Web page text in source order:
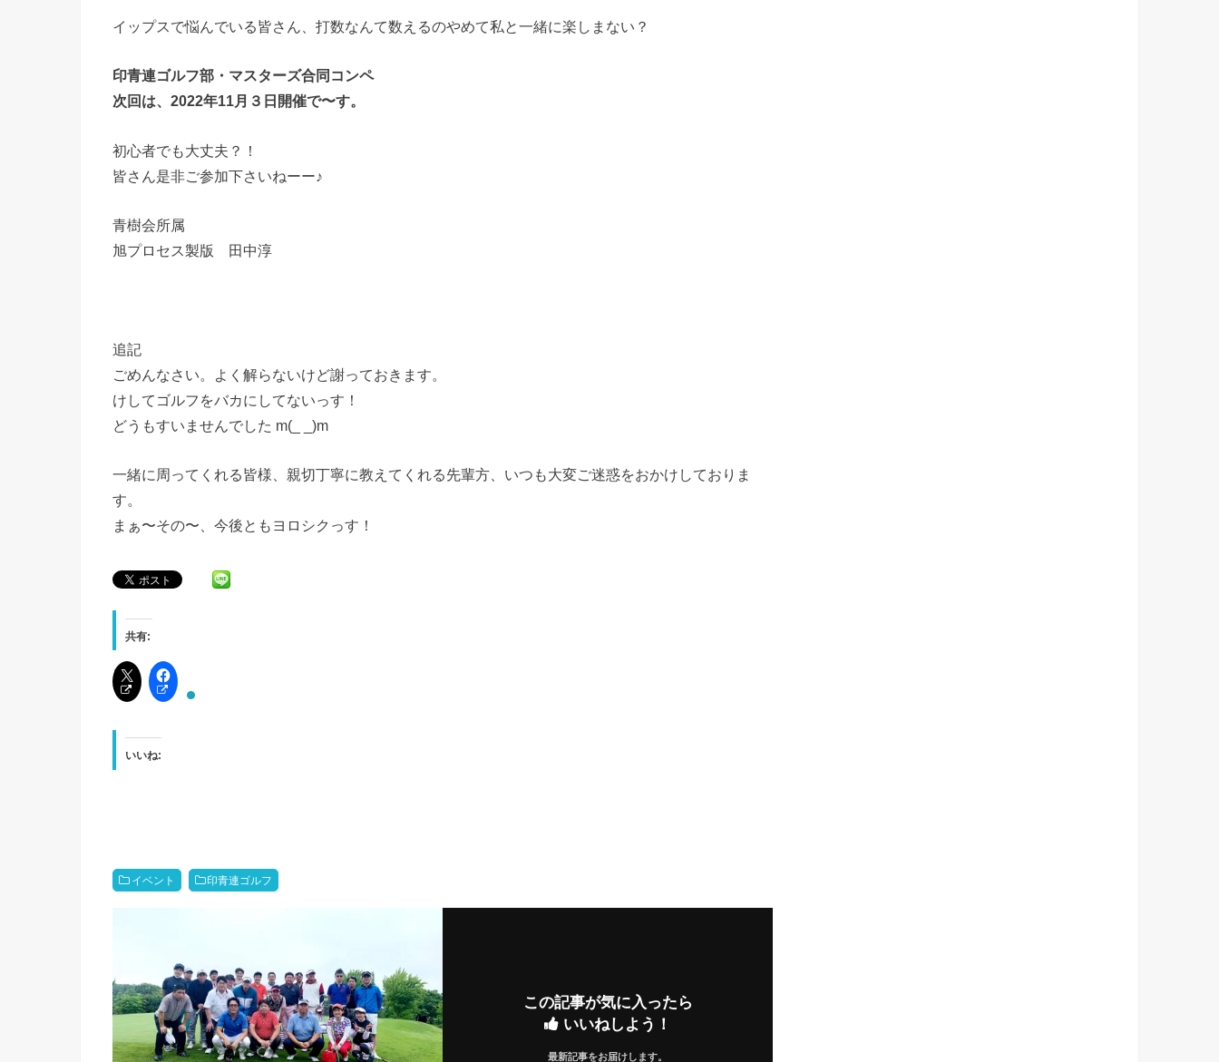
イップスで悩んでいる皆さん、 打数なんて数えるのやめて私と一緒に楽しまない？
印青連ゴルフ部・マスターズ合同コンペ
次回は、2022年11月３日開催で〜す。
初心者でも大丈夫？！
皆さん是非ご参加下さいねーー♪
青樹会所属
旭プロセス製版 田中淳
追記
ごめんなさい。よく解らないけど謝っておきます。
けしてゴルフをバカにしてないっす！
どうもすいませんでした m(_ _)m
一緒に周ってくれる皆様、親切丁寧に教えてくれる先輩方、いつも大変ご迷惑をおかけしておりま
す。
まぁ〜その〜、今後ともヨロシクっす！
共有:
いいね:
イベント 印青連ゴルフ
この記事が気に入ったら
いいねしよう！
最新記事をお届けします。